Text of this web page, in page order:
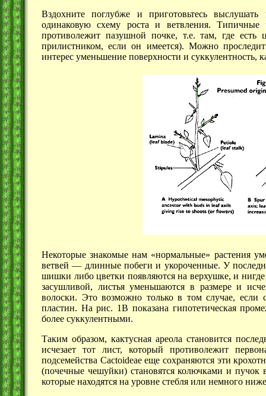
Вздохните поглубже и приготовьтесь
одинаковую схему роста и ветвления.
противолежит пазушной почке, т.е. там, где
прилистником, если он имеется). Можно
интерес уменьшение поверхности и суккулентность,
Некоторые знакомые нам «нормальные» растения
ветвей — длинные побеги и укороченные. У
шишки либо цветки появляются на верхушке, и нигде
засушливой, листья уменьшаются в размере и
волоски. Это возможно только в том случае, если
пластин. Нарис. 1B показана гипотетическая
более суккулентными.
Таким образом, кактусная ареола становится
исчезает тот лист, который противолежит
подсемейства Cactoideae еще сохраняются эти
(почечные чешуйки) становятся колючками и пучок
которые находятся на уровне стебля или немного